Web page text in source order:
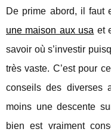
De prime abord, il faut
une maison aux usa et
savoir où s’investir
très vaste. C’est pour
conseils des diverses
moins une descente
bien est vraiment